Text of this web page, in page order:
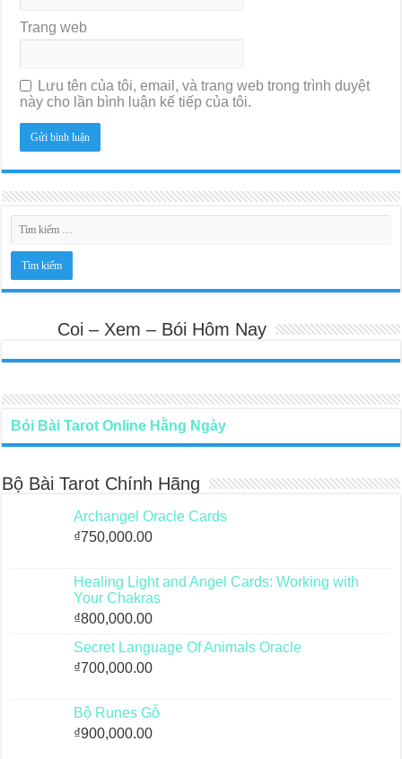
Trang web
Lưu tên của tôi, email, và trang web trong trình duyệt
này cho lần bình luận kế tiếp của tôi.
Coi – Xem – Bói Hôm Nay
Bói Bài Tarot Online Hằng Ngày
Bộ Bài Tarot Chính Hãng
Archangel Oracle Cards
₫750,000.00
Healing Light and Angel Cards: Working with
Your Chakras
₫800,000.00
Secret Language Of Animals Oracle
₫700,000.00
Bộ Runes Gỗ
₫900,000.00